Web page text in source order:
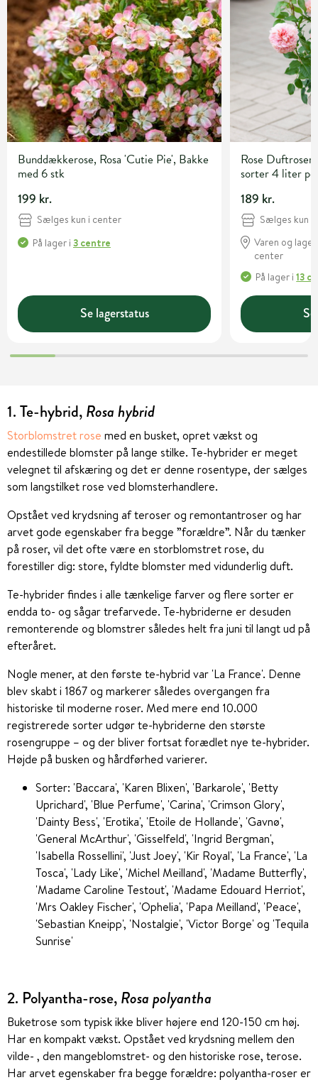
Bunddækkerose, Rosa 'Cutie Pie', Bakke
med 6 stk
199 kr.
Sælges kun i center
På lager i 3 centre
Se lagerstatus
Rose Duftroser
sorter 4 liter
189 kr.
Sælges kun i
Varen og
center
På lager i13
1. Te-hybrid,Rosa hybrid
Storblomstret rose med en busket, opret vækst og
endestillede blomster på lange stilke. Te-hybrider er meget
velegnet til afskæring og det er denne rosentype, der sælges
som langstilket rose ved blomsterhandlere.
Opstået ved krydsning af teroser og remontantroser og har
arvet gode egenskaber fra begge ”forældre”. Når du tænker
på roser, vil det ofte være en storblomstret rose, du
forestiller dig: store, fyldte blomster med vidunderlig duft.
Te-hybrider findes i alle tænkelige farver og flere sorter er
endda to- og sågar trefarvede. Te-hybriderne er desuden
remonterende og blomstrer således helt fra juni til langt ud på
efteråret.
Nogle mener, at den første te-hybrid var 'La France'. Denne
blev skabt i 1867 og markerer således overgangen fra
historiske til moderne roser. Med mere end 10.000
registrerede sorter udgør te-hybriderne den største
rosengruppe – og der bliver fortsat forædlet nye te-hybrider.
Højde på busken og hårdførhed varierer.
Sorter: 'Baccara', 'Karen Blixen', 'Barkarole', 'Betty
Uprichard', 'Blue Perfume', 'Carina', 'Crimson Glory',
'Dainty Bess', 'Erotika', 'Etoile de Hollande', 'Gavnø',
'General McArthur', 'Gisselfeld', 'Ingrid Bergman',
'Isabella Rossellini', 'Just Joey', 'Kir Royal', 'La France', 'La
Tosca', 'Lady Like', 'Michel Meilland', 'Madame Butterfly',
'Madame Caroline Testout', 'Madame Edouard Herriot',
'Mrs Oakley Fischer', 'Ophelia', 'Papa Meilland', 'Peace',
'Sebastian Kneipp', 'Nostalgie', 'Victor Borge' og 'Tequila
Sunrise'
2. Polyantha-rose,Rosa polyantha
Buketrose som typisk ikke bliver højere end 120-150 cm høj.
Har en kompakt vækst. Opstået ved krydsning mellem den
vilde- , den mangeblomstret- og den historiske rose, terose.
Har arvet egenskaber fra begge forældre: polyantha-roser er